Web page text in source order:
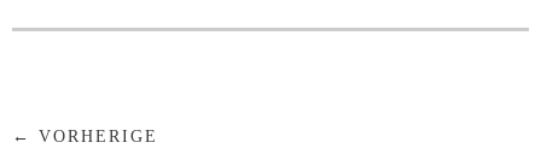
← VORHERIGE